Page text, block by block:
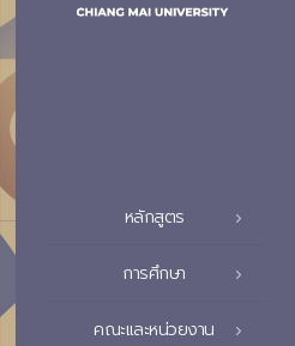
หลักสูตร
การศึกษา
คณะและหน่วยงาน